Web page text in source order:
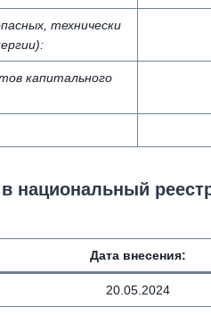
технически
капитального
национальный
Дата внесения:
20.05.2024